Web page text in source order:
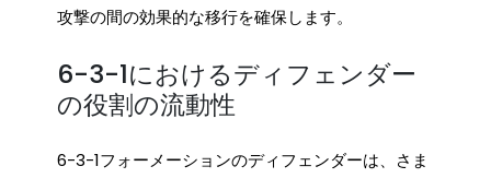
攻撃の間の効果的な移行を確保します。
6-3-1におけるディフェンダー
の役割の流動性
6-3-1フォーメーションのディフェンダーは、さま